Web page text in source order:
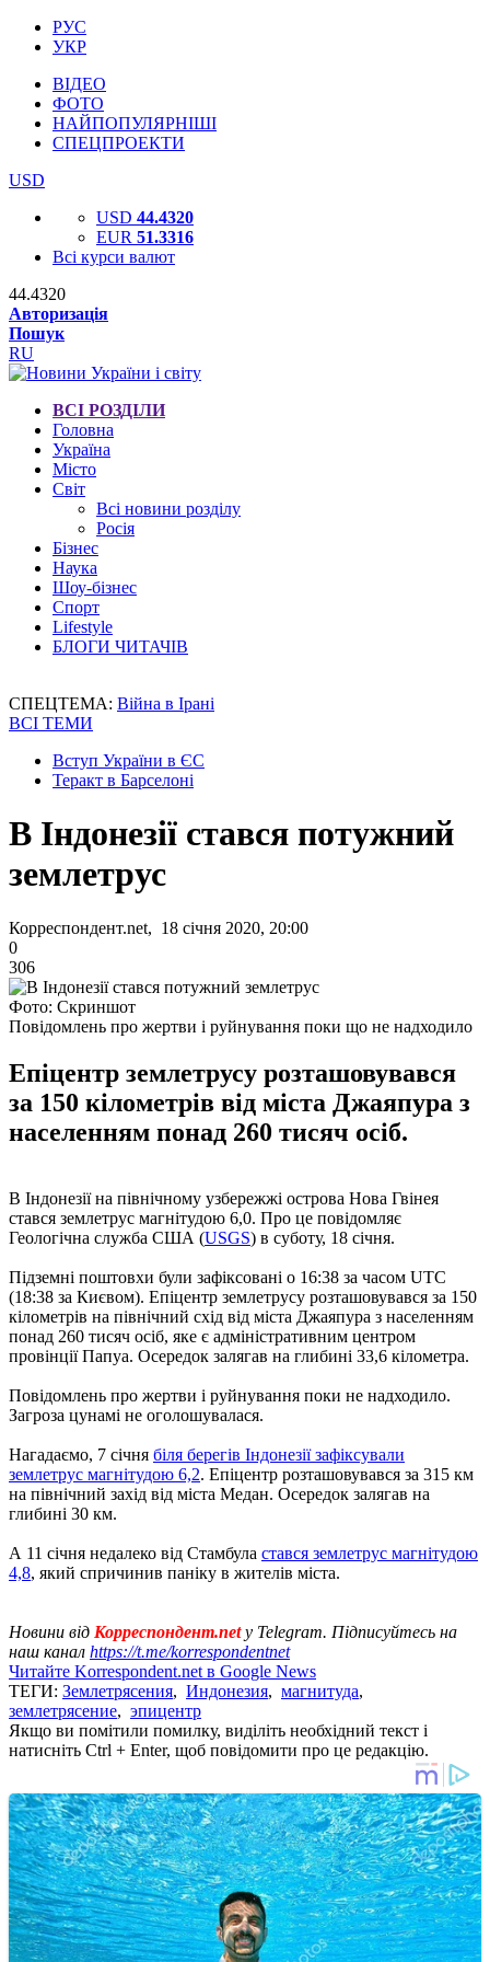
РУС
УКР
ВІДЕО
ФОТО
НАЙПОПУЛЯРНІШІ
СПЕЦПРОЕКТИ
USD
USD 44.4320
EUR 51.3316
Всі курси валют
44.4320
Авторизація
Пошук
RU
ВСІ РОЗДІЛИ
Головна
Україна
Місто
Світ
Всі новини розділу
Росія
Бізнес
Наука
Шоу-бізнес
Спорт
Lifestyle
БЛОГИ ЧИТАЧІВ
СПЕЦТЕМА: Війна в Ірані
ВСІ ТЕМИ
Вступ України в ЄС
Теракт в Барселоні
В Індонезії стався потужний
землетрус
Корреспондент.net, 18 січня 2020, 20:00
0
306
Фото: Скриншот
Повідомлень про жертви і руйнування поки що не надходило
Епіцентр землетрусу розташовувався
за 150 кілометрів від міста Джаяпура з
населенням понад 260 тисяч осіб.
В Індонезії на північному узбережжі острова Нова Гвінея
стався землетрус магнітудою 6,0. Про це повідомляє
Геологічна служба США (USGS) в суботу, 18 січня.
Підземні поштовхи були зафіксовані о 16:38 за часом UTC
(18:38 за Києвом). Епіцентр землетрусу розташовувався за 150
кілометрів на північний схід від міста Джаяпура з населенням
понад 260 тисяч осіб, яке є адміністративним центром
провінції Папуа. Осередок залягав на глибині 33,6 кілометра.
Повідомлень про жертви і руйнування поки не надходило.
Загроза цунамі не оголошувалася.
Нагадаємо, 7 січня біля берегів Індонезії зафіксували
землетрус магнітудою 6,2. Епіцентр розташовувався за 315 км
на північний захід від міста Медан. Осередок залягав на
глибині 30 км.
А 11 січня недалеко від Стамбула стався землетрус магнітудою
4,8, який спричинив паніку в жителів міста.
Новини від Корреспондент.netу Telegram. Підписуйтесь на
наш канал https://t.me/korrespondentnet
Читайте Korrespondent.net в Google News
ТЕГИ: Землетрясения, Индонезия, магнитуда,
землетрясение, эпицентр
Якщо ви помітили помилку, виділіть необхідний текст і
натисніть Ctrl + Enter, щоб повідомити про це редакцію.